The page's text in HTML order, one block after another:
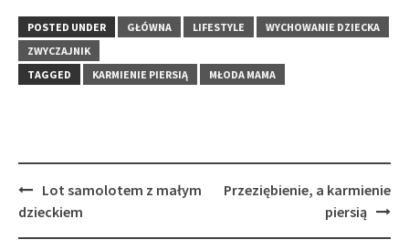
POSTED UNDER GŁÓWNA LIFESTYLE
WYCHOWANIE DZIECKA
ZWYCZAJNIK
TAGGED
KARMIENIE PIERSIĄ MŁODA MAMA
Post
navigation
Lot samolotem z małym
dzieckiem
Przeziębienie, a karmienie
piersią